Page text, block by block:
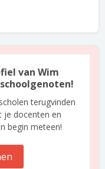
van Wim
terugvinden
je docenten en
begin meteen!